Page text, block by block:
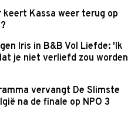
keert Kassa weer terug op
Iris in B&B Vol Liefde: 'Ik
je niet verliefd zou worden
vervangt De Slimste
na de finale op NPO 3